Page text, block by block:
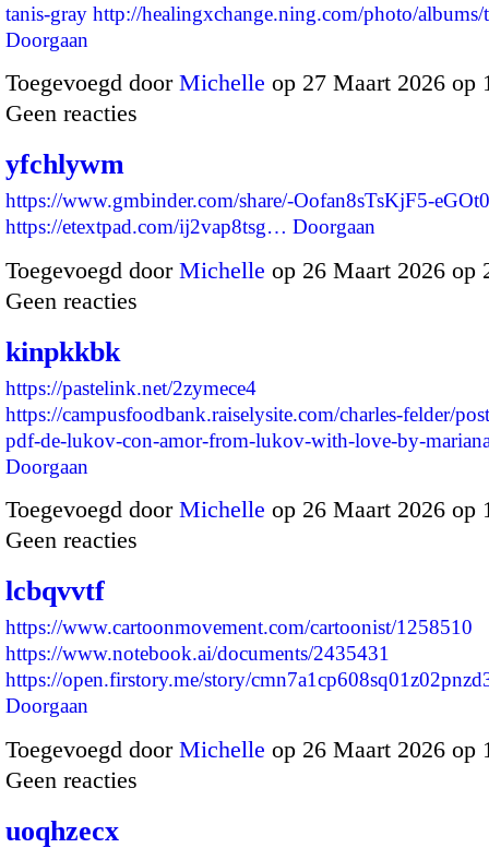
tanis-gray http://healingxchange.ning.com/photo/
Doorgaan
Toegevoegd door Michelle op 27 Maart 2026
Geen reacties
yfchlywm
https://www.gmbinder.com/share/-Oofan8sTsKjF5-eGOt0
https://etextpad.com/ij2vap8tsg… Doorgaan
Toegevoegd door Michelle op 26 Maart 2026
Geen reacties
kinpkkbk
https://pastelink.net/2zymece4
https://campusfoodbank.raiselysite.com/charles-felder/
pdf-de-lukov-con-amor-from-lukov-with-love-by-
Doorgaan
Toegevoegd door Michelle op 26 Maart 2026
Geen reacties
lcbqvvtf
https://www.cartoonmovement.com/cartoonist/1258510
https://www.notebook.ai/documents/2435431
https://open.firstory.me/story/
Doorgaan
Toegevoegd door Michelle op 26 Maart 2026
Geen reacties
uoqhzecx